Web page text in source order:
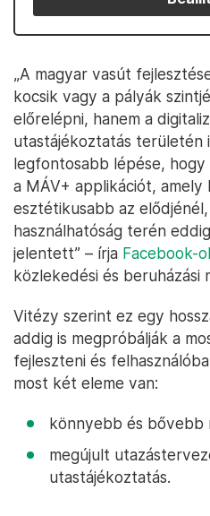
​„A magyar vasút
kocsik vagy a pályák
előrelépni, hanem a
utastájékoztatás területén
legfontosabb lépése,
a MÁV+ applikációt,
esztétikusabb az
használhatóság terén
jelentett” – írja Facebook-
közlekedési és beruházási
Vitézy szerint ez egy
addig is megpróbálják a
fejleszteni és
most két eleme van:
​könnyebb és bővebb
megújult
utastájékoztatás.